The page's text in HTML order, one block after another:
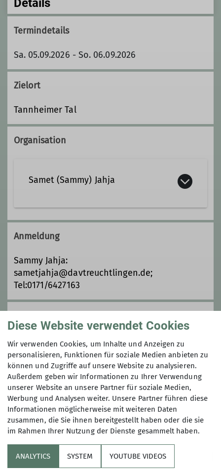
Details
Termindetails
Sa. 05.09.2026 - So. 06.09.2026
Zielort
Tannheimer Tal
Organisation
Samet (Sammy) Jahja
0171/6427163
sametjahja@davtreuchtlingen.de
Qualifikationen
Ämter
Mitglied im Beirat
Anmeldung
Sammy Jahja:
sametjahja@davtreuchtlingen.de;
Tel:0171/6427163
01.02.2025
Maximale Teilnehmeranzahl
6
Sektion
Diese Website verwendet Cookies
Wir verwenden Cookies, um Inhalte und Anzeigen zu
personalisieren, Funktionen für soziale Medien anbieten zu
können und Zugriffe auf unsere Website zu analysieren.
Außerdem geben wir Informationen zu Ihrer Verwendung
unserer Website an unsere Partner für soziale Medien,
Werbung und Analysen weiter. Unsere Partner führen diese
Informationen möglicherweise mit weiteren Daten
zusammen, die Sie ihnen bereitgestellt haben oder die sie
im Rahmen Ihrer Nutzung der Dienste gesammelt haben.
ANALYTICS SYSTEM YOUTUBE VIDEOS